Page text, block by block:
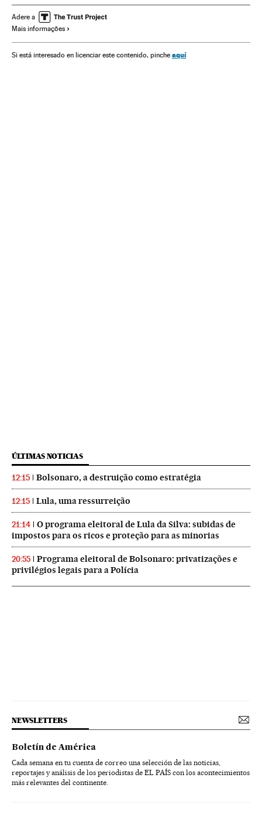
Machismo Islã Canto
Fundamentalismo
Adere a
Mais informações
Si está interesado en licenciar este contenido, pinche aquí
ÚLTIMAS NOTICIAS
12:15 Bolsonaro, a destruição como estratégia
12:15 Lula, uma ressurreição
21:14
O programa eleitoral de Lula da Silva: subidas de
impostos para os ricos e proteção para as minorias
20:55
Programa eleitoral de Bolsonaro: privatizações e
privilégios legais para a Polícia
NEWSLETTERS
Boletín de América
Cada semana en tu cuenta de correo una selección de las noticias,
reportajes y análisis de los periodistas de EL PAÍS con los acontecimientos
más relevantes del continente.